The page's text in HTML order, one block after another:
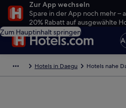
Zur App wechseln
Spare in der App noch mehr –
20% Rabatt auf ausgewählte
Zum Hauptinhalt springen
Hotels in Daegu Hotels nahe